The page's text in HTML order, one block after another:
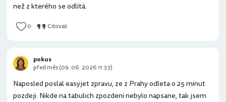
než z kterého se odlítá.
0 Citovat
Naposled poslal easyjet zpravu, ze z Prahy odleta o 25 minut
pozdeji. Nikde na tabulich zpozdeni nebylo napsane, tak jsem
pokus
před měs (09. 06. 2026 11:33)